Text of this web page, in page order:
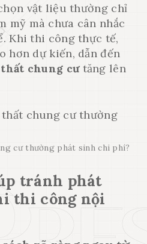
vật liệu thường chỉ
mỹ mà chưa cân nhắc
Khi thi công thực tế,
hơn dự kiến, dẫn đến
chung cưtăng lên
cư thường phát sinh chi phí?
tránh phát
thi công nội